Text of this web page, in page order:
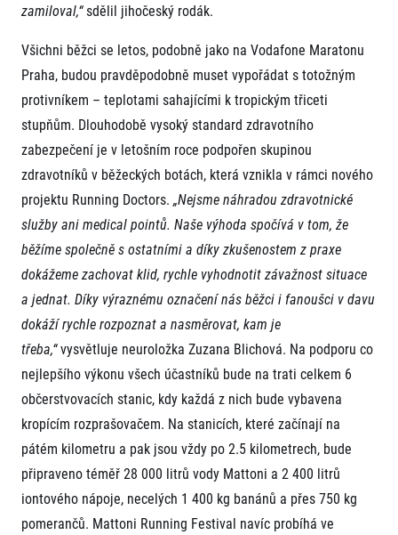
zamiloval,“sdělil jihočeský rodák.
Všichni běžci se letos, podobně jako na Vodafone Maratonu
Praha, budou pravděpodobně muset vypořádat s totožným
protivníkem – teplotami sahajícími k tropickým třiceti
stupňům. Dlouhodobě vysoký standard zdravotního
zabezpečení je v letošním roce podpořen skupinou
zdravotníků v běžeckých botách, která vznikla v rámci nového
projektu Running Doctors. „Nejsme náhradou zdravotnické
služby ani medical pointů. Naše výhoda spočívá v tom, že
běžíme společně s ostatními a díky zkušenostem z praxe
dokážeme zachovat klid, rychle vyhodnotit závažnost situace
a jednat. Díky výraznému označení nás běžci i fanoušci v davu
dokáží rychle rozpoznat a nasměrovat, kam je
třeba,“vysvětluje neuroložka Zuzana Blichová. Na podporu co
nejlepšího výkonu všech účastníků bude na trati celkem 6
občerstvovacích stanic, kdy každá z nich bude vybavena
kropícím rozprašovačem. Na stanicích, které začínají na
pátém kilometru a pak jsou vždy po 2.5 kilometrech, bude
připraveno téměř 28 000 litrů vody Mattoni a 2 400 litrů
iontového nápoje, necelých 1 400 kg banánů a přes 750 kg
pomerančů. Mattoni Running Festival navíc probíhá ve